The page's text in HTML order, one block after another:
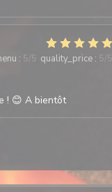
: 5/5 quality_price : 5
! 😊 A bientôt